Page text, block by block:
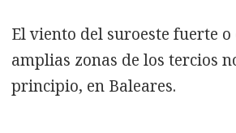
El viento del suroeste fuerte
amplias zonas de los tercios
principio, en Baleares.